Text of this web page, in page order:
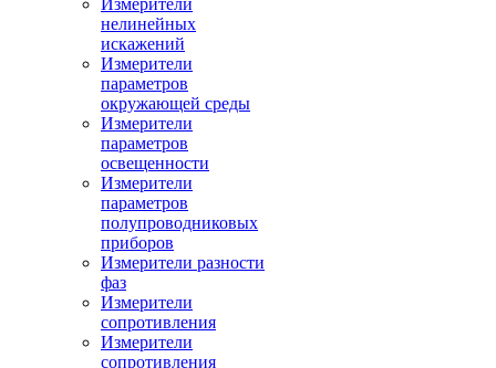
Измерители
нелинейных
искажений
Измерители
параметров
окружающей среды
Измерители
параметров
освещенности
Измерители
параметров
полупроводниковых
приборов
Измерители разности
фаз
Измерители
сопротивления
Измерители
сопротивления